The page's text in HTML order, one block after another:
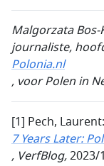
Malgorzata Bos-
journaliste,
Polonia.nl
, voor Polen in
[1] Pech, Laurent:
7 Years Later:
, VerfBlog,2023/